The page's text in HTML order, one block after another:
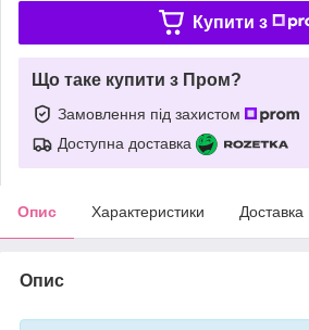
Купити з
Що таке купити з Пром?
Замовлення під захистом
Доступна доставка
Опис Характеристики Доставка
Опис